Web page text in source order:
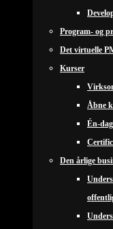
Program- og
Det virtuelle
Kurser
Åbne
Én-
Den årlige